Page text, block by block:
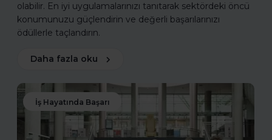
olabilir. En iyi uygulamalarınızı tanıtarak sektördeki öncü
konumunuzu güçlendirin ve değerli başarılarınızı
ödüllerle taçlandırın.
Daha fazla oku
İş Hayatında Başarı